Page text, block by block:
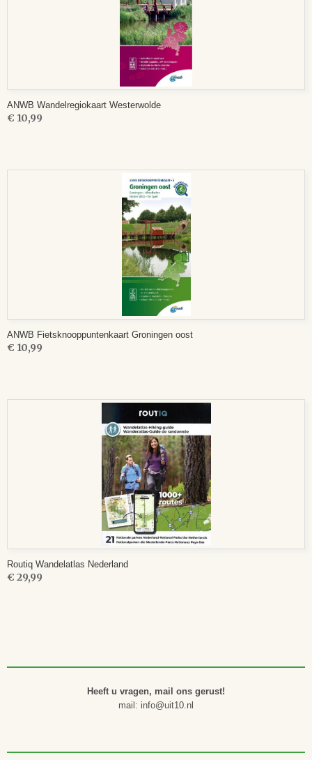
ANWB Wandelregiokaart Westerwolde
€ 10,99
ANWB Fietsknooppuntenkaart Groningen oost
€ 10,99
Routiq Wandelatlas Nederland
€ 29,99
Heeft u vragen, mail ons gerust!
mail: info@uit10.nl